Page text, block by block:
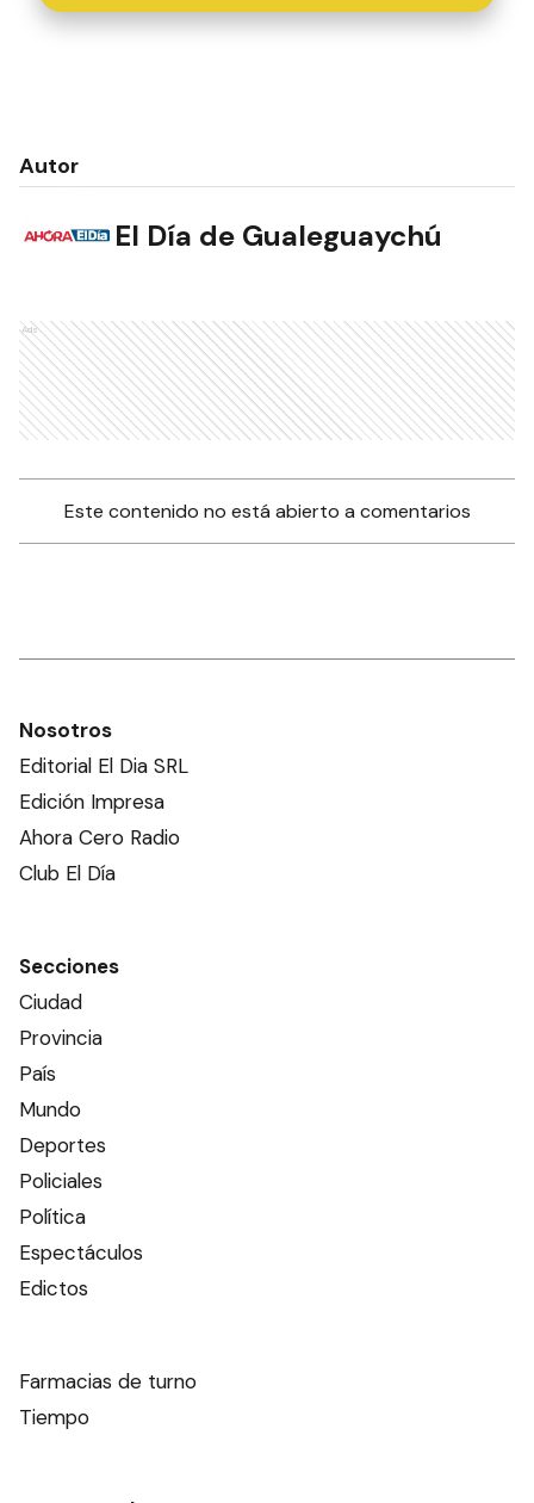
Autor
El Día de Gualeguaychú
Ads
Este contenido no está abierto a comentarios
Nosotros
Editorial El Dia SRL
Edición Impresa
Ahora Cero Radio
Club El Día
Secciones
Ciudad
Provincia
País
Mundo
Deportes
Policiales
Política
Espectáculos
Edictos
Farmacias de turno
Tiempo